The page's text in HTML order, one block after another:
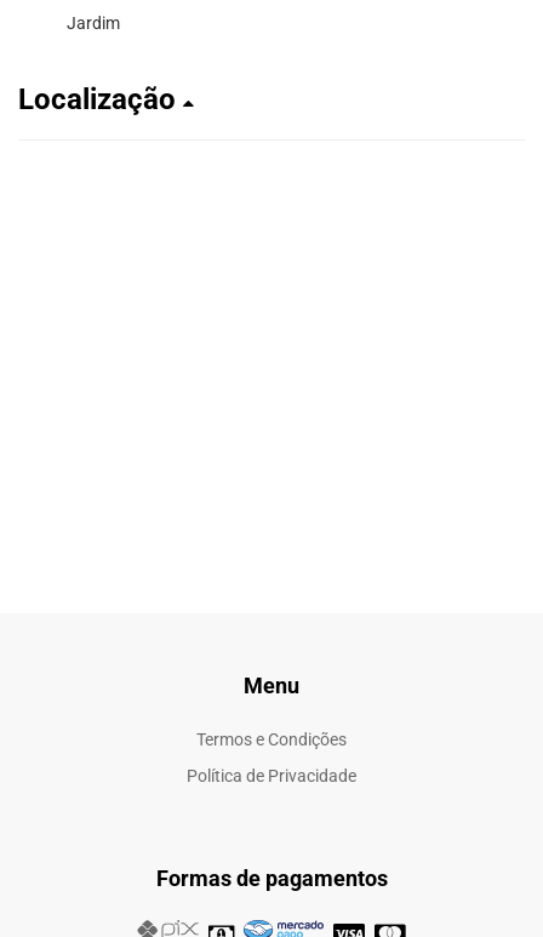
Jardim
Localização
Menu
Termos e Condições
Política de Privacidade
Formas de pagamentos